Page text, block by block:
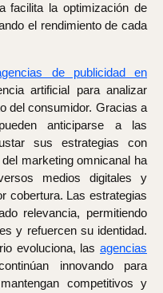
facilita la optimización de
el rendimiento de cada
de publicidad en
artificial para analizar
del consumidor. Gracias a
anticiparse a las
sus estrategias con
marketing omnicanal ha
medios digitales y
cobertura. Las estrategias
relevancia, permitiendo
y refuercen su identidad.
evoluciona, las agencias
innovando para
competitivos y